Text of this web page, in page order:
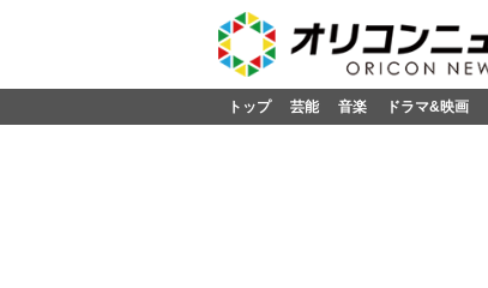
トップ 芸能 音楽 ドラマ&映画